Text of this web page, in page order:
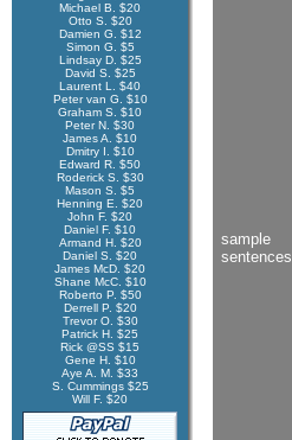
Michael B. $20
Otto S. $20
Damien G. $12
Simon G. $5
Lindsay D. $25
David S. $25
Laurent L. $40
Peter van G. $10
Graham S. $10
Peter N. $30
James A. $10
Dmitry I. $10
Edward R. $50
Roderick S. $30
Mason S. $5
Henning E. $20
John F. $20
Daniel F. $10
Armand H. $20
Daniel S. $20
James McD. $20
Shane McC. $10
Roberto P. $50
Derrell P. $20
Trevor O. $30
Patrick H. $25
Rick @SS $15
Gene H. $10
Aye A. M. $33
S. Cummings $25
Will F. $20
sample
sentences